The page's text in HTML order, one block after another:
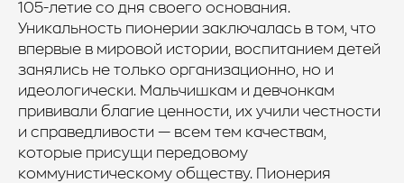
105-летие со дня своего основания.
Уникальность пионерии заключалась в том, что
впервые в мировой истории, воспитанием детей
занялись не только организационно, но и
идеологически. Мальчишкам и девчонкам
прививали благие ценности, их учили честности
и справедливости — всем тем качествам,
которые присущи передовому
коммунистическому обществу. Пионерия